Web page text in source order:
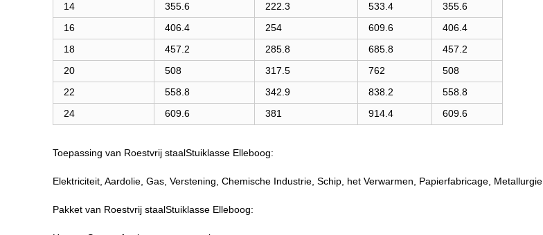
14
355.6 222.3 533.4
355.6
16
406.4 254 609.6
406.4
18
457.2 285.8 685.8
457.2
20
508 317.5 762
508
22
558.8 342.9 838.2
558.8
24
609.6 381 914.4 609.6
Toepassing van Roestvrij staalStuiklasse Elleboog:
Elektriciteit, Aardolie, Gas, Verstening, Chemische Industrie, Schip, het Verwarmen, Papierfabricage, Metallurgie
Pakket van Roestvrij staalStuiklasse Elleboog: